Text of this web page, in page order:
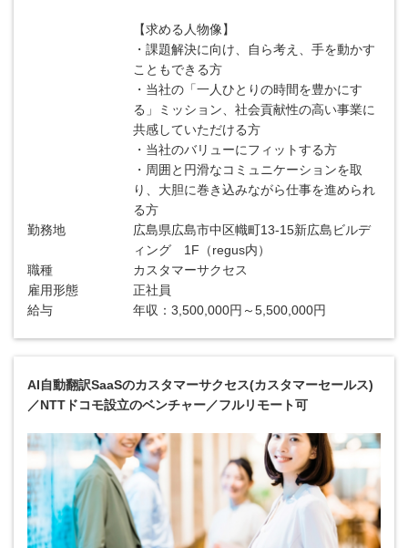
【求める人物像】
・課題解決に向け、自ら考え、手を動かす
こともできる方
・当社の「一人ひとりの時間を豊かにす
る」ミッション、社会貢献性の高い事業に
共感していただける方
・当社のバリューにフィットする方
・周囲と円滑なコミュニケーションを取
り、大胆に巻き込みながら仕事を進められ
る方
勤務地
広島県広島市中区幟町13-15新広島ビルデ
ィング 1F（regus内）
職種
カスタマーサクセス
雇用形態
正社員
給与
年収：3,500,000円～5,500,000円
AI自動翻訳SaaSのカスタマーサクセス(カスタマーセールス)
／NTTドコモ設立のベンチャー／フルリモート可